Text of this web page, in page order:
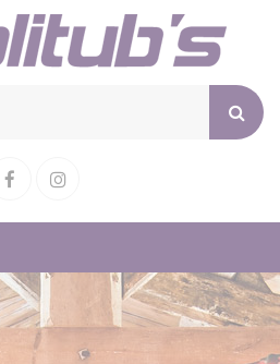
FacebookInstagram